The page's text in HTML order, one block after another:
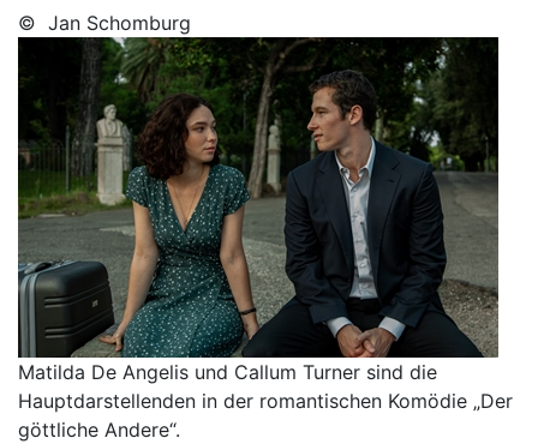
© Jan Schomburg
Matilda De Angelis und Callum Turner sind die
Hauptdarstellenden in der romantischen Komödie „Der
göttliche Andere“.